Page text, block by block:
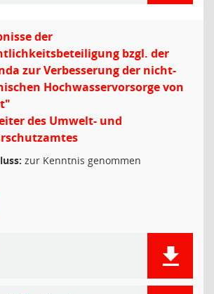
der
bzgl. der
zur Verbesserung der nicht-
Hochwasservorsorge von
des Umwelt- und
zur Kenntnis genommen